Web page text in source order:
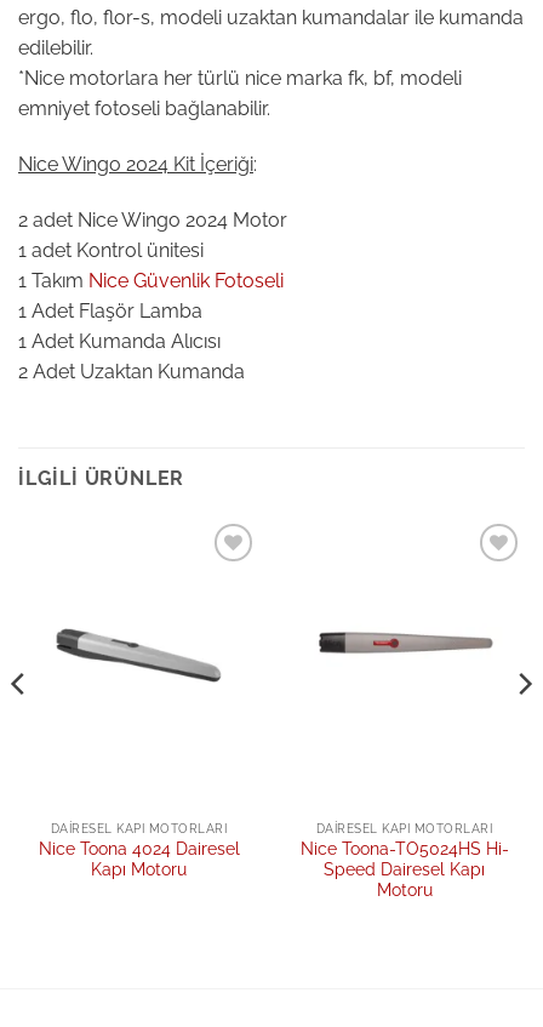
ergo, flo, flor-s, modeli uzaktan kumandalar ile kumanda
edilebilir.
*Nice motorlara her türlü nice marka fk, bf, modeli
emniyet fotoseli bağlanabilir.
Nice Wingo 2024 Kit İçeriği:
2 adet Nice Wingo 2024 Motor
1 adet Kontrol ünitesi
1 Takım Nice Güvenlik Fotoseli
1 Adet Flaşör Lamba
1 Adet Kumanda Alıcısı
2 Adet Uzaktan Kumanda
İLGILI ÜRÜNLER
DAIRESEL KAPI MOTORLARI
Nice Toona 4024 Dairesel
Kapı Motoru
DAIRESEL KAPI MOTORLARI
Nice Toona-TO5024HS Hi-
Speed Dairesel Kapı
Motoru